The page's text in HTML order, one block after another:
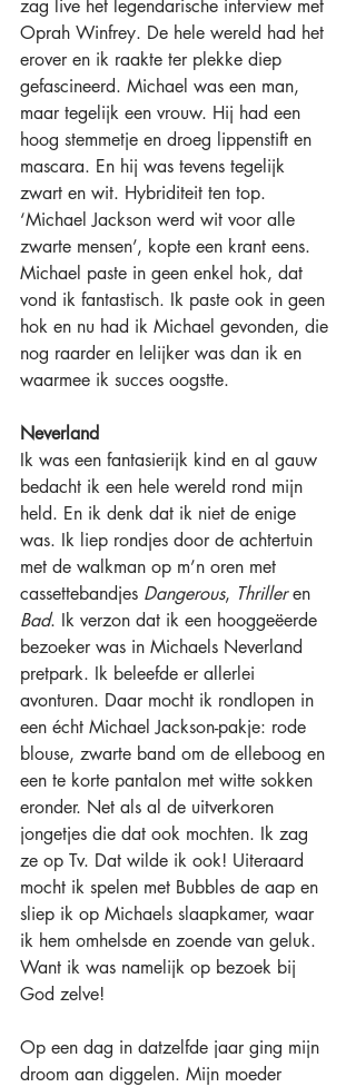
zag live het legendarische interview met
Oprah Winfrey. De hele wereld had het
erover en ik raakte ter plekke diep
gefascineerd. Michael was een man,
maar tegelijk een vrouw. Hij had een
hoog stemmetje en droeg lippenstift en
mascara. En hij was tevens tegelijk
zwart en wit. Hybriditeit ten top.
‘Michael Jackson werd wit voor alle
zwarte mensen’, kopte een krant eens.
Michael paste in geen enkel hok, dat
vond ik fantastisch. Ik paste ook in geen
hok en nu had ik Michael gevonden, die
nog raarder en lelijker was dan ik en
waarmee ik succes oogstte.
Neverland
Ik was een fantasierijk kind en al gauw
bedacht ik een hele wereld rond mijn
held. En ik denk dat ik niet de enige
was. Ik liep rondjes door de achtertuin
met de walkman op m’n oren met
cassettebandjes Dangerous, Thriller en
Bad. Ik verzon dat ik een hooggeëerde
bezoeker was in Michaels Neverland
pretpark. Ik beleefde er allerlei
avonturen. Daar mocht ik rondlopen in
een écht Michael Jackson-pakje: rode
blouse, zwarte band om de elleboog en
een te korte pantalon met witte sokken
eronder. Net als al de uitverkoren
jongetjes die dat ook mochten. Ik zag
ze op Tv. Dat wilde ik ook! Uiteraard
mocht ik spelen met Bubbles de aap en
sliep ik op Michaels slaapkamer, waar
ik hem omhelsde en zoende van geluk.
Want ik was namelijk op bezoek bij
God zelve!
Op een dag in datzelfde jaar ging mijn
droom aan diggelen. Mijn moeder